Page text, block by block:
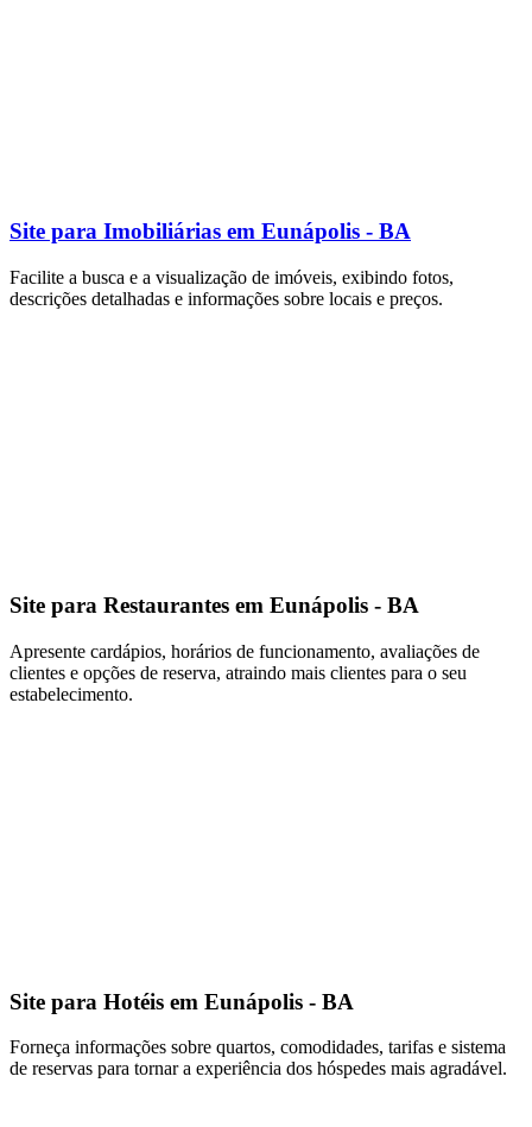
Site para Imobiliárias em Eunápolis - BA
Facilite a busca e a visualização de imóveis, exibindo fotos,
descrições detalhadas e informações sobre locais e preços.
Site para Restaurantes em Eunápolis - BA
Apresente cardápios, horários de funcionamento, avaliações de
clientes e opções de reserva, atraindo mais clientes para o seu
estabelecimento.
Site para Hotéis em Eunápolis - BA
Forneça informações sobre quartos, comodidades, tarifas e sistema
de reservas para tornar a experiência dos hóspedes mais agradável.